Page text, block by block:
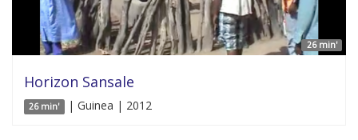
26 min'
Horizon Sansale
26 min' | Guinea | 2012